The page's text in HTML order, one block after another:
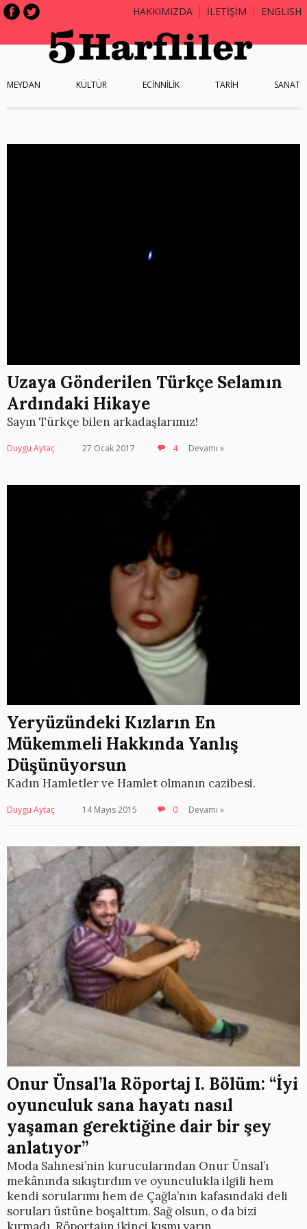
HAKKIMIZDA İLETİŞİM ENGLISH
MEYDAN KÜLTÜR ECİNNİLİK TARİH SANAT
Uzaya Gönderilen Türkçe Selamın
Ardındaki Hikaye
Sayın Türkçe bilen arkadaşlarımız!
Duygu Aytaç 27 Ocak 2017 4 Devamı »
Yeryüzündeki Kızların En
Mükemmeli Hakkında Yanlış
Düşünüyorsun
Kadın Hamletler ve Hamlet olmanın cazibesi.
Duygu Aytaç 14 Mayıs 2015 0 Devamı »
Onur Ünsal’la Röportaj I. Bölüm: “İyi
oyunculuk sana hayatı nasıl
yaşaman gerektiğine dair bir şey
anlatıyor”
Moda Sahnesi’nin kurucularından Onur Ünsal’ı
mekânında sıkıştırdım ve oyunculukla ilgili hem
kendi sorularımı hem de Çağla’nın kafasındaki deli
soruları üstüne boşalttım. Sağ olsun, o da bizi
kırmadı. Röportajın ikinci kısmı yarın.